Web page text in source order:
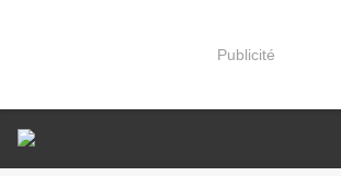
Publicité